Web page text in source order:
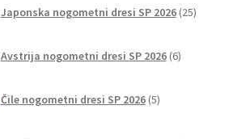
Japonska nogometni dresi SP 2026 25izdelkov
Avstrija nogometni dresi SP 2026 6izdelkov
Čile nogometni dresi SP 2026 5izdelkov